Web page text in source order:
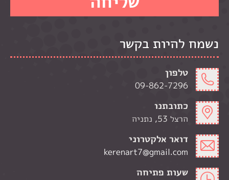
נשמח להיות בקשר
טלפון
09-862-7296
כתובתנו
הרצל 53, נתניה
דואר אלקטרוני
kerenart7@gmail.com
שעות פתיחה